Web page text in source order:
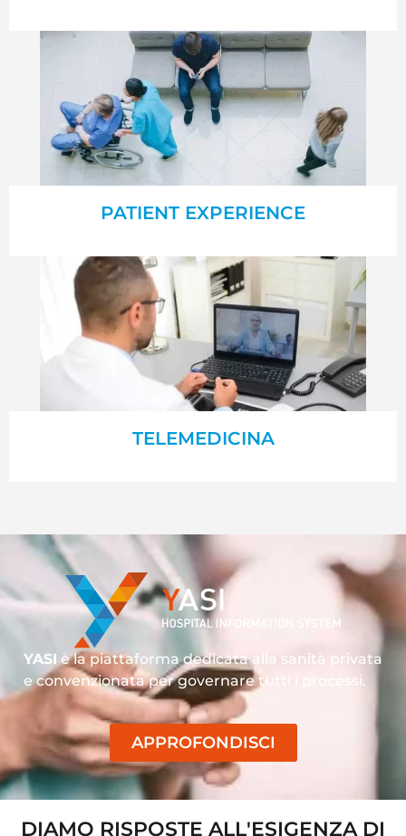
PATIENT EXPERIENCE
TELEMEDICINA
YASI è la piattaforma dedicata alla sanità privata
e convenzionata per governare tutti i processi.
APPROFONDISCI
DIAMO RISPOSTE ALL'ESIGENZA DI